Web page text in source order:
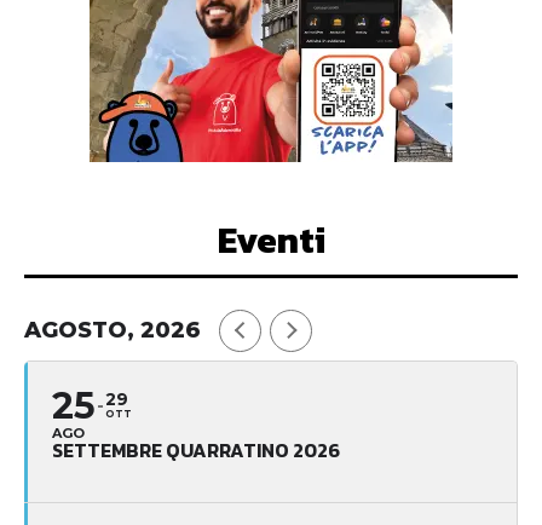
Eventi
AGOSTO, 2026
25
AGO
29
OTT
SETTEMBRE QUARRATINO 2026